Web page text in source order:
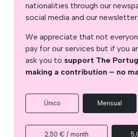
nationalities through our
social media and our newsletter.
We appreciate that not
pay for our services but if you
ask you to support The
making a contribution – no
Único Mensual
2,50 € / month